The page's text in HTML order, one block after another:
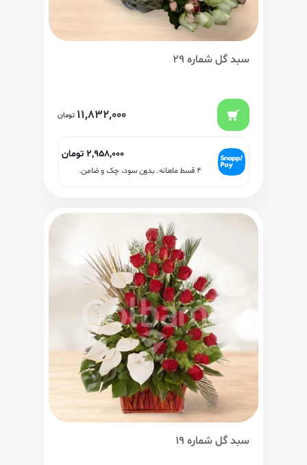
سبد گل شماره 29
11,832,000 تومان
2,958,000 تومان
۴ قسط ماهانه. بدون سود، چک و ضامن.
سبد گل شماره 19